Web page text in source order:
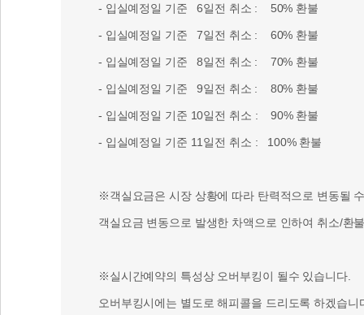
- 입실예정일 기준 6일전 취소 : 50% 환불
- 입실예정일 기준 7일전 취소 : 60% 환불
- 입실예정일 기준 8일전 취소 : 70% 환불
- 입실예정일 기준 9일전 취소 : 80% 환불
- 입실예정일 기준 10일전 취소 : 90% 환불
- 입실예정일 기준 11일전 취소 : 100% 환불
※객실요금은 시장 상황에 따라 탄력적으로 변동될
객실요금 변동으로 발생한 차액으로 인하여 취소/환
※실시간예약의 특성상 오버부킹이 될수 있습니다.
오버부킹시에는 별도로 해피콜을 드리도록 하겠습니